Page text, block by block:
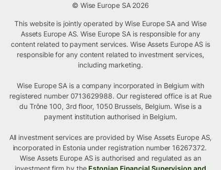
© Wise Europe SA 2026
This website is jointly operated by Wise Europe SA and Wise
Assets Europe AS. Wise Europe SA is responsible for any
content related to payment services. Wise Assets Europe AS is
responsible for any content related to investment services,
including marketing.
Wise Europe SA is a company incorporated in Belgium with
registered number 0713629988. Our registered office is at Rue
du Trône 100, 3rd floor, 1050 Brussels, Belgium. Wise is a
payment institution authorised in Belgium.
All investment services are provided by Wise Assets Europe AS,
incorporated in Estonia under registration number 16267372.
Wise Assets Europe AS is authorised and regulated as an
investment firm by the Estonian Financial Supervision and